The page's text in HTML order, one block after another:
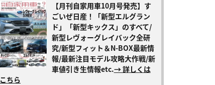
【月刊自家用車10月号発売】す
ごいぜ日産！「新型エルグラン
ド」「新型キックス」のすべて/
新型レヴォーグレイバック全研
究/新型フィット＆N-BOX最新情
報/最新注目モデル攻略大作戦/新
車値引き生情報etc.→ 詳しくは
こちら